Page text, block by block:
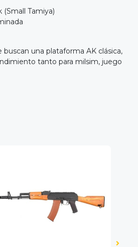
(Small Tamiya)
una plataforma AK clásica,
tanto para milsim, juego